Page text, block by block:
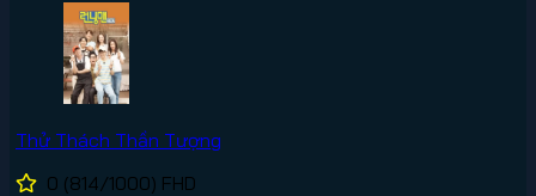
Thử Thách Thần Tượng
0 (814/1000) FHD